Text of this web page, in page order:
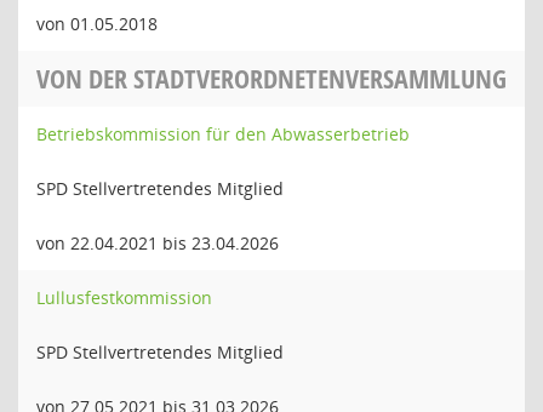
von 01.05.2018
VON DER STADTVERORDNETENVERSAMMLUNG
Betriebskommission für den Abwasserbetrieb
SPD Stellvertretendes Mitglied
von 22.04.2021 bis 23.04.2026
Lullusfestkommission
SPD Stellvertretendes Mitglied
von 27.05.2021 bis 31.03.2026